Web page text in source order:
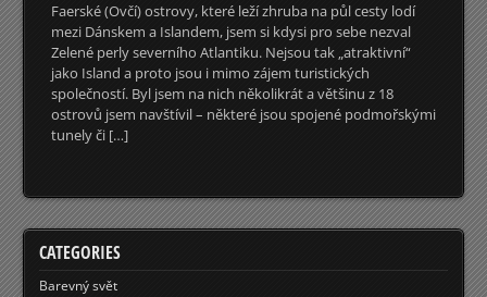
Faerské (Ovčí) ostrovy, které leží zhruba na půl cesty lodí
mezi Dánskem a Islandem, jsem si kdysi pro sebe nezval
Zelené perly severního Atlantiku. Nejsou tak „atraktivní“
jako Island a proto jsou i mimo zájem turistických
společností. Byl jsem na nich několikrát a většinu z 18
ostrovů jsem navštívil – některé jsou spojené podmořskými
tunely či […]
CATEGORIES
Barevný svět